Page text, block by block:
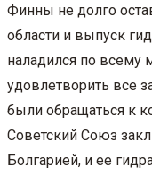
Финны не долго
области и выпуск
наладился по всему
удовлетворить все
были обращаться к
Советский Союз
Болгарией, и ее